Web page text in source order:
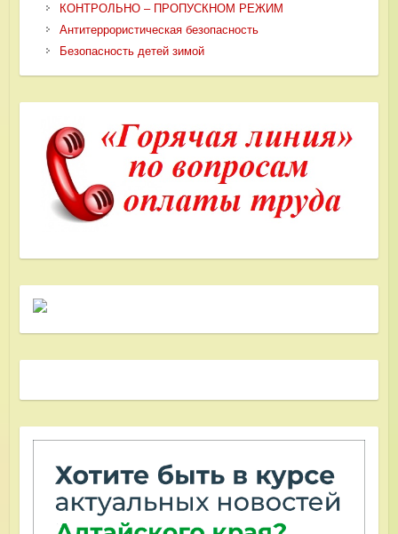
КОНТРОЛЬНО – ПРОПУСКНОМ РЕЖИМ
Антитеррористическая безопасность
Безопасность детей зимой